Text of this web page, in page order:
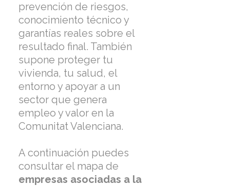
prevención de riesgos,
conocimiento técnico y
garantías reales sobre el
resultado final. También
supone proteger tu
vivienda, tu salud, el
entorno y apoyar a un
sector que genera
empleo y valor en la
Comunitat Valenciana.
A continuación puedes
consultar el mapa de
empresas asociadas a la